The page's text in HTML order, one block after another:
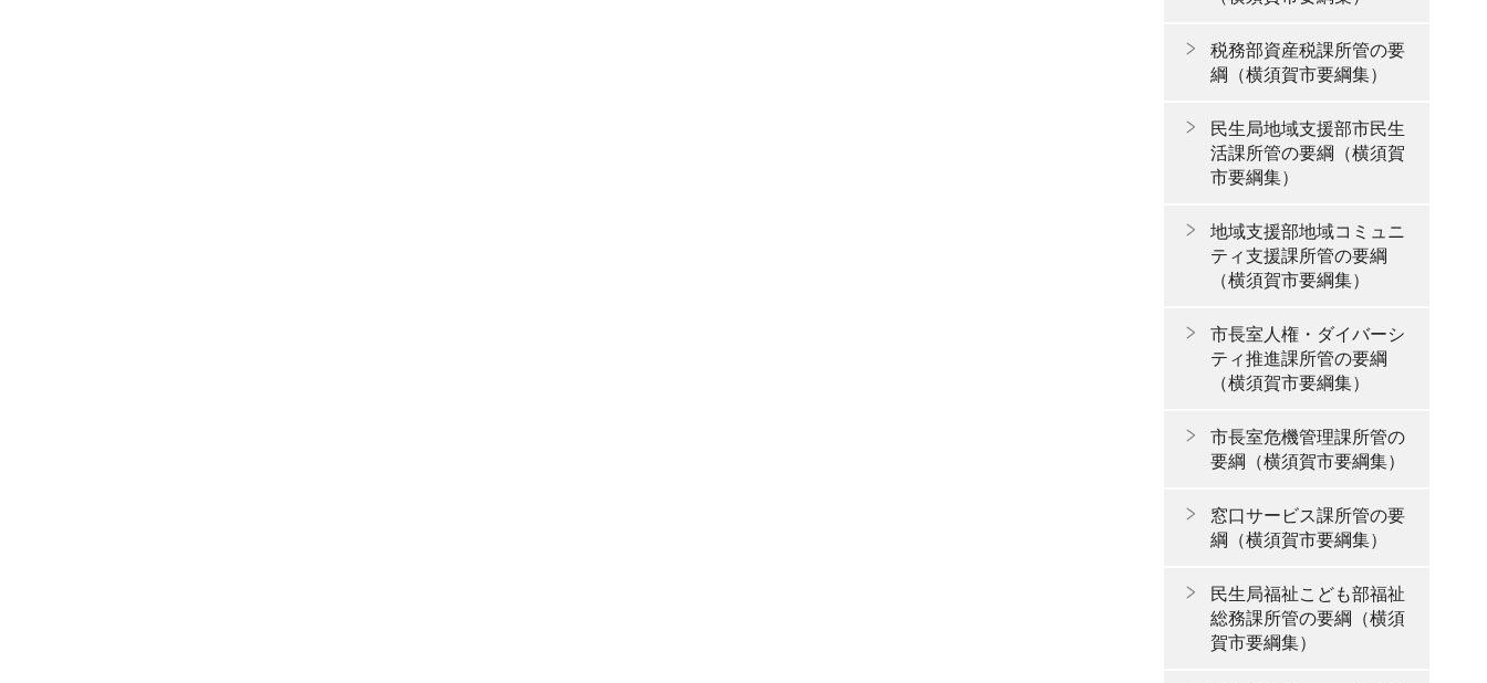
税務部資産税課所管の要
綱（横須賀市要綱集）
民生局地域支援部市民生
活課所管の要綱（横須賀
市要綱集）
地域支援部地域コミュニ
ティ支援課所管の要綱
（横須賀市要綱集）
市長室人権・ダイバーシ
ティ推進課所管の要綱
（横須賀市要綱集）
市長室危機管理課所管の
要綱（横須賀市要綱集）
窓口サービス課所管の要
綱（横須賀市要綱集）
民生局福祉こども部福祉
総務課所管の要綱（横須
賀市要綱集）